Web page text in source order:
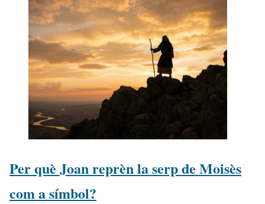
Per què Joan reprèn la serp de Moisès
com a símbol?